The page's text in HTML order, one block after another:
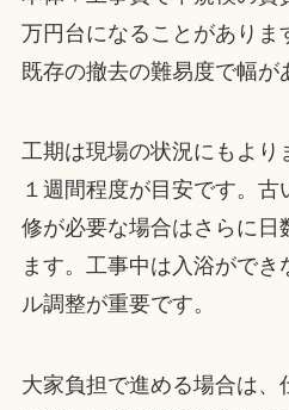
万円台になることがありま
既存の撤去の難易度で幅が
工期は現場の状況にもより
１週間程度が目安です。
修が必要な場合はさらに日
ます。工事中は入浴がで
ル調整が重要です。
大家負担で進める場合は、